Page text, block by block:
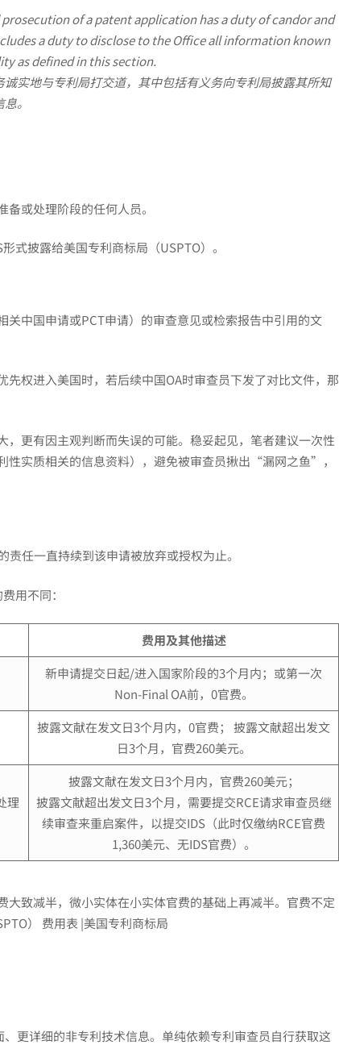
of a patent application has a duty of candor and
a duty to disclose to the Office all information known
as defined in this section.
实地与专利局打交道，其中包括有义务向专利局披露其所知
。
或处理阶段的任何人员。
式披露给美国专利商标局（USPTO）。
中国申请或PCT申请）的审查意见或检索报告中引用的文
先权进入美国时，若后续中国OA时审查员下发了对比文件，那
，更有因主观判断而失误的可能。稳妥起见，笔者建议一次性
性实质相关的信息资料），避免被审查员揪出“漏网之鱼”，
任一直持续到该申请被放弃或授权为止。
用不同：
费用及其他描述
新申请提交日起/进入国家阶段的3个月内；或第一次
Non-Final OA前，0官费。
披露文献在发文日3个月内，0官费； 披露文献超出发文
日3个月，官费260美元。
理
披露文献在发文日3个月内，官费260美元；
披露文献超出发文日3个月，需要提交RCE请求审查员继
续审查来重启案件，以提交IDS（此时仅缴纳RCE官费
1,360美元、无IDS官费）。
大致减半，微小实体在小实体官费的基础上再减半。官费不定
） 费用表 |美国专利商标局
更详细的非专利技术信息。单纯依赖专利审查员自行获取这